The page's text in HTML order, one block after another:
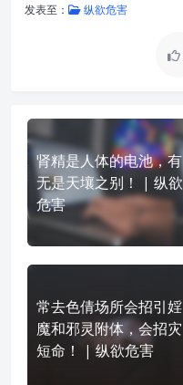
发表至： 纵欲危害
肾精是人体的电池，有
无是天壤之别！ | 纵欲
危害
常去色倩场所会招引婬
魔和邪灵附体，会招灾
短命！ | 纵欲危害